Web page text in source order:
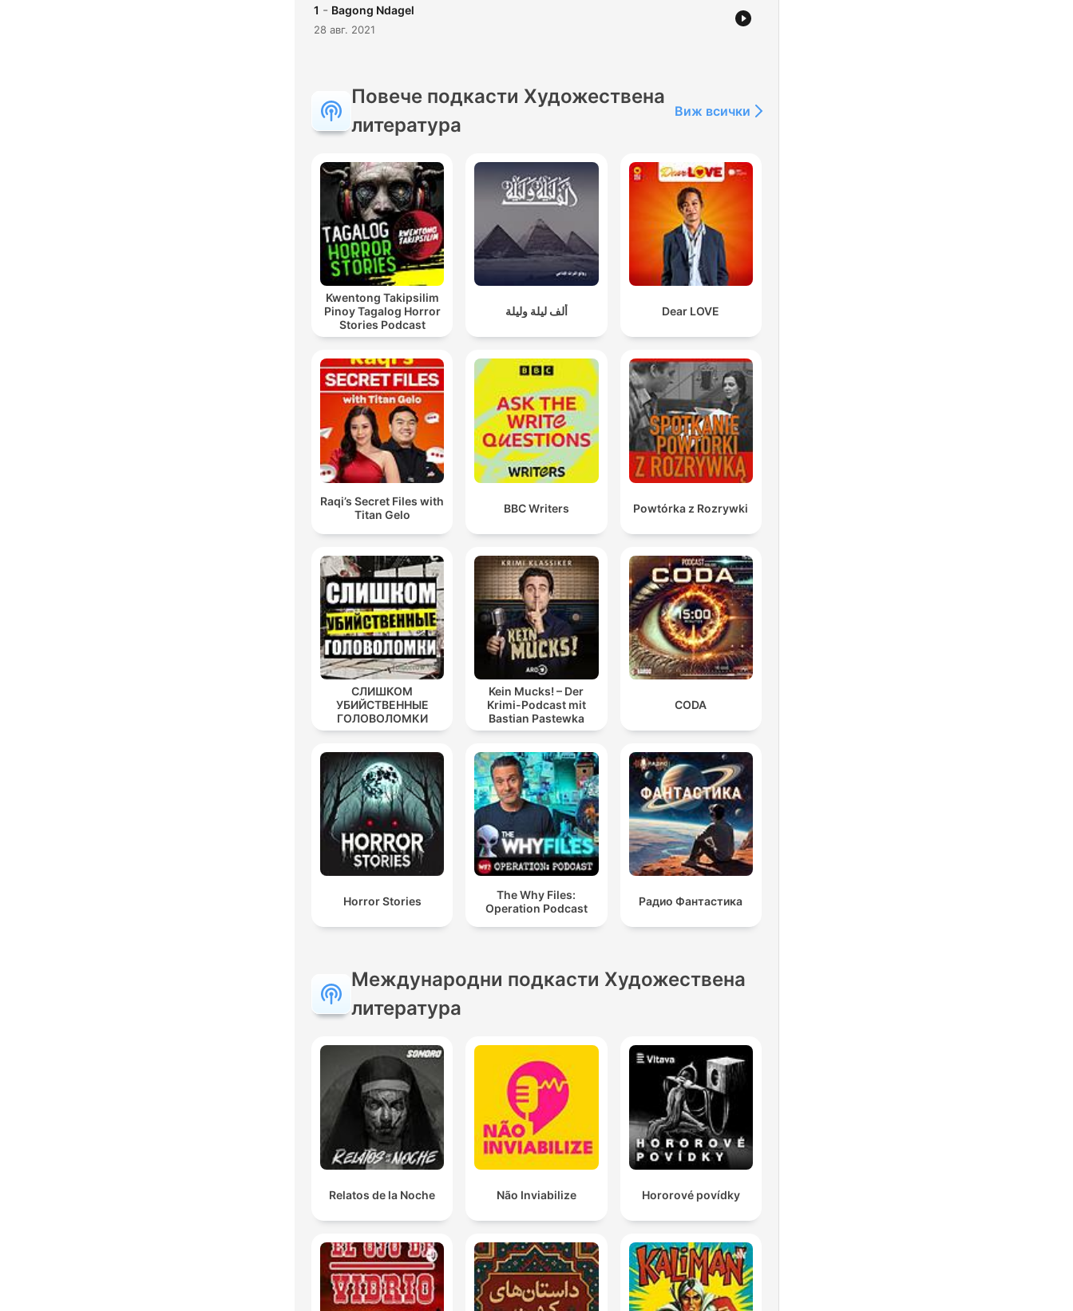
1 - Bagong Ndagel
28 авг. 2021
Повече подкасти Художествена
литература
Виж всички
Kwentong Takipsilim
Pinoy Tagalog Horror
Stories Podcast
ألف ليلة وليلة Dear LOVE
Raqi’s Secret Files with
Titan Gelo
BBC Writers Powtórka z Rozrywki
СЛИШКОМ
УБИЙСТВЕННЫЕ
ГОЛОВОЛОМКИ
Kein Mucks! – Der
Krimi-Podcast mit
Bastian Pastewka
CODA
Horror Stories
The Why Files:
Operation Podcast
Радио Фантастика
Международни подкасти Художествена
литература
Relatos de la Noche Não Inviabilize Hororové povídky